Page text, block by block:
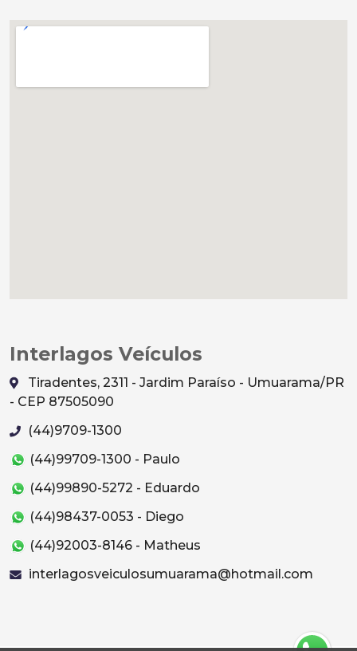
Interlagos Veículos
Tiradentes, 2311 - Jardim Paraíso - Umuarama/PR
- CEP 87505090
(44)9709-1300
(44)99709-1300 - Paulo
(44)99890-5272 - Eduardo
(44)98437-0053 - Diego
(44)92003-8146 - Matheus
interlagosveiculosumuarama@hotmail.com